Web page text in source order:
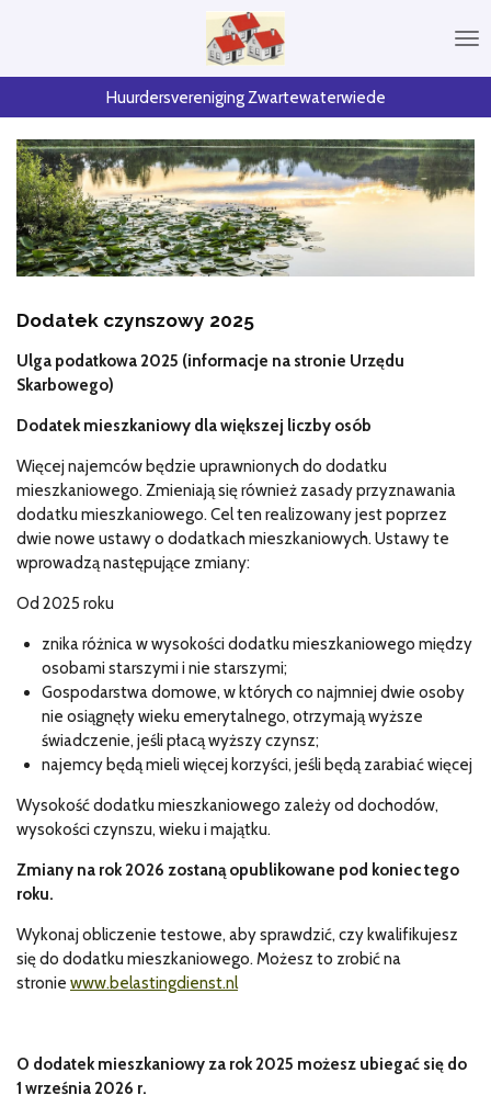
Huurdersvereniging Zwartewaterwiede
Dodatek czynszowy 2025
Ulga podatkowa 2025 (informacje na stronie Urzędu
Skarbowego)
Dodatek mieszkaniowy dla większej liczby osób
Więcej najemców będzie uprawnionych do dodatku
mieszkaniowego. Zmieniają się również zasady przyznawania
dodatku mieszkaniowego. Cel ten realizowany jest poprzez
dwie nowe ustawy o dodatkach mieszkaniowych. Ustawy te
wprowadzą następujące zmiany:
Od 2025 roku
znika różnica w wysokości dodatku mieszkaniowego między
osobami starszymi i nie starszymi;
Gospodarstwa domowe, w których co najmniej dwie osoby
nie osiągnęły wieku emerytalnego, otrzymają wyższe
świadczenie, jeśli płacą wyższy czynsz;
najemcy będą mieli więcej korzyści, jeśli będą zarabiać więcej
Wysokość dodatku mieszkaniowego zależy od dochodów,
wysokości czynszu, wieku i majątku.
Zmiany na rok 2026 zostaną opublikowane pod koniec tego
roku.
Wykonaj obliczenie testowe, aby sprawdzić, czy kwalifikujesz
się do dodatku mieszkaniowego. Możesz to zrobić na
stronie www.belastingdienst.nl
O dodatek mieszkaniowy za rok 2025 możesz ubiegać się do
1 września 2026 r.